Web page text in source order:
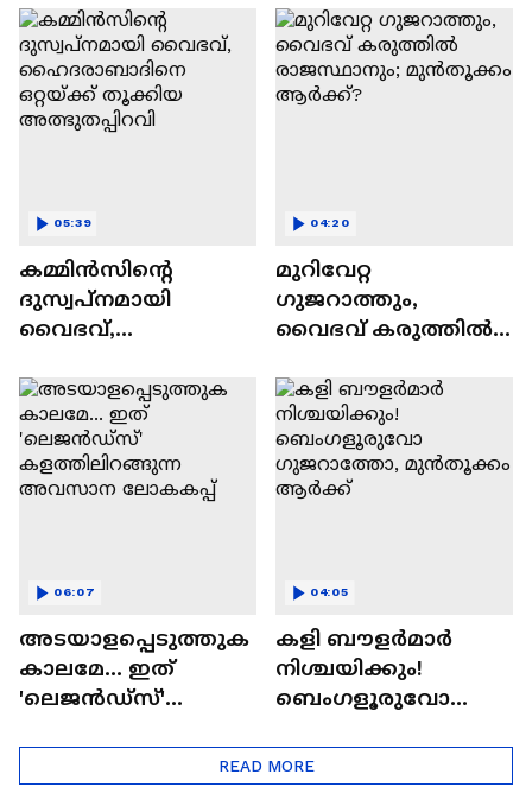
കമ്മിൻസിന്റെ
ദുസ്വപ്നമായി
വൈഭവ്,
ഒറ്റയ്ക്ക് തൂക്കിയ
അത്ഭുതപ്പിറവി
05:39
മുറിവേറ്റ
ഗുജറാത്തും,
വൈഭവ് കരുത്തില്‍
മുൻതൂക്കം ആർക്ക്?
04:20
അടയാളപ്പെടുത്തുക
കാലമേ... ഇത്
'ലെജൻഡ്‌സ്'
അവസാന ലോകകപ്പ്
06:07
കളി ബൗളര്‍മാര്‍
നിശ്ചയിക്കും!
ബെംഗളൂരുവോ
മുൻതൂക്കം ആർക്ക്
04:05
READ MORE